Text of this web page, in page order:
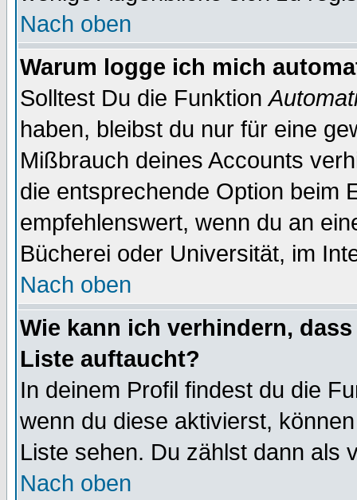
Nach oben
Warum logge ich mich
Solltest Du die Funktion
haben, bleibst du nur für eine
Mißbrauch deines Accounts
die entsprechende Option beim
empfehlenswert, wenn du an
Bücherei oder Universität, im
Nach oben
Wie kann ich verhindern,
Liste auftaucht?
In deinem Profil findest du die
wenn du diese aktivierst,
Liste sehen. Du zählst dann als
Nach oben